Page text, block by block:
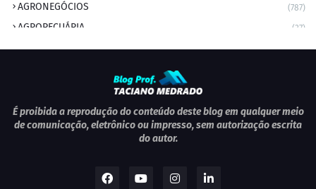
AGRONEGÓCIOS (787)
AGROPECUÁRIA (37)
AMBIENTE (9)
ANIVERSÁRIO DA CIDADE
ANIVERSÁRIOS (1)
APEXBRASIL (1)
É proibida a reprodução do conteúdo deste blog em qualquer meio
de comunicação, eletrônico ou impresso, sem autorização escrita
do autor.